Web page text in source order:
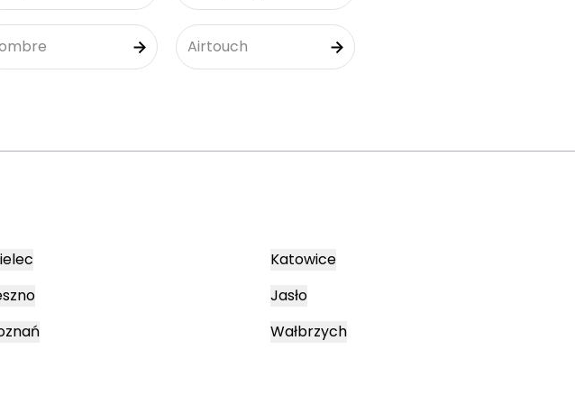
Airtouch
Katowice
Jasło
Wałbrzych